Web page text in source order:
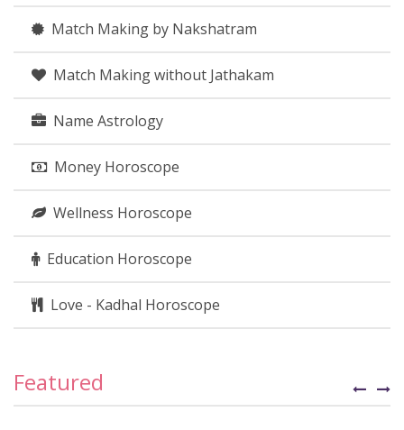
Match Making by Nakshatram
Match Making without Jathakam
Name Astrology
Money Horoscope
Wellness Horoscope
Education Horoscope
Love - Kadhal Horoscope
Featured